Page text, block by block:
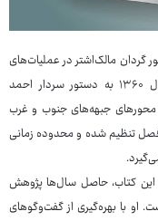
گردان مالک‌اشتر در عملیات‌های
مهم دفاع مقدس است؛ گردانی که در زمستان سال ۱۳۶۰ به دستور سردار احمد
جبهه‌های جنوب و غرب
کرد. کتاب حاضر در ۶۸۸ صفحه و طی ۳۱ فصل تنظیم شده و محدوده زمانی
این کتاب، حاصل سال‌ها پژوهش
او با بهره‌گیری از گفت‌وگوهای